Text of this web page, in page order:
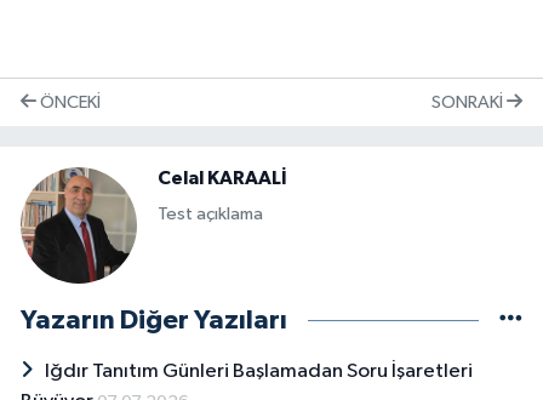
ÖNCEKI SONRAKI
Celal KARAALİ
Test açıklama
Yazarın Diğer Yazıları
Iğdır Tanıtım Günleri Başlamadan Soru İşaretleri